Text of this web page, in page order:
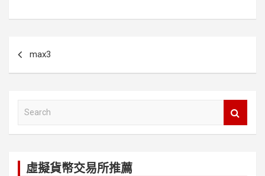
ce
b
o
e
tt er d
max3
虛擬貨幣交易所推薦